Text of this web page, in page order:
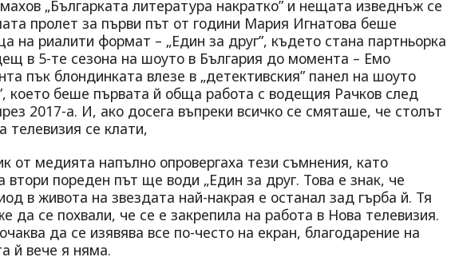
„Българката литература накратко” и нещата изведнъж се
пролет за първи път от години Мария Игнатова беше
на риалити формат – „Един за друг”, където стана партньорка
в 5-те сезона на шоуто в България до момента – Емо
пък блондинката влезе в „детективския” панел на шоуто
което беше първата й обща работа с водещия Рачков след
2017-а. И, ако досега въпреки всичко се смяташе, че столът
телевизия се клати,
от медията напълно опровергаха тези съмнения, като
втори пореден път ще води „Един за друг. Това е знак, че
в живота на звездата най-накрая е останал зад гърба й. Тя
да се похвали, че се е закрепила на работа в Нова телевизия.
да се изявява все по-често на екран, благодарение на
й вече я няма.